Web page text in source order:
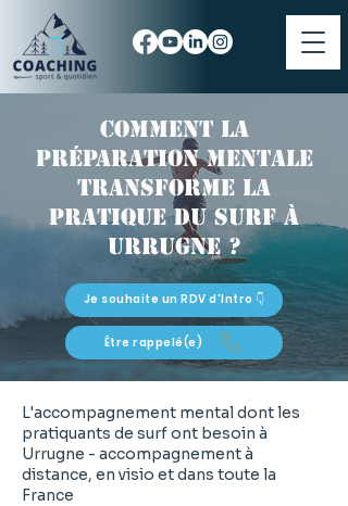
Comment la
préparation mentale
transforme la
pratique du surf à
Urrugne ?
Je souhaite un RDV d'Intro 👇
Être rappelé(e)
L'accompagnement mental dont les
pratiquants de surf ont besoin à
Urrugne - accompagnement à
distance, en visio et dans toute la
France